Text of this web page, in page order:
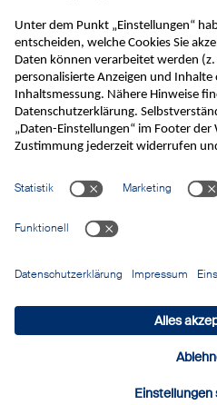
Persönliche
Johann-Schorsch-
Eigener
Datenschutz